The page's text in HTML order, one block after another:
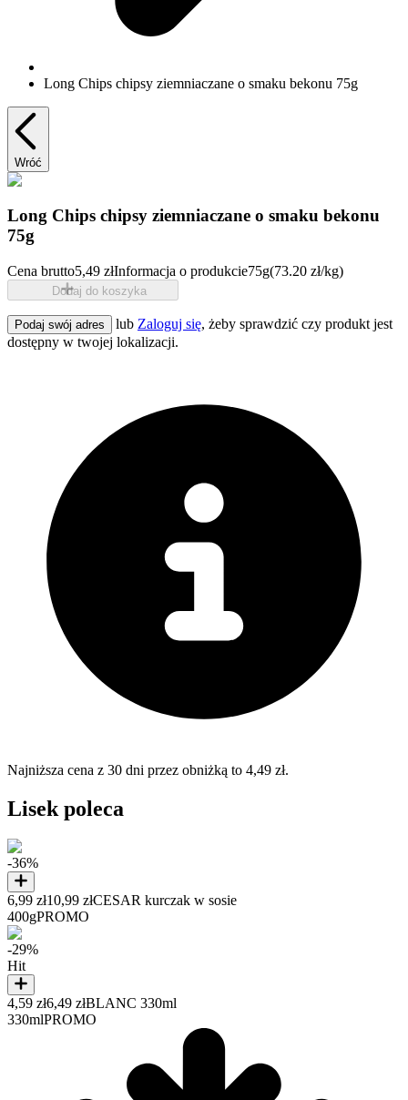
Long Chips chipsy ziemniaczane o smaku bekonu 75g
Wróć
Long Chips chipsy ziemniaczane o smaku bekonu
75g
Cena brutto5,49 złInformacja o produkcie75g(73.20 zł/kg)
Dodaj do koszyka
Podaj swój adres lub Zaloguj się, żeby sprawdzić czy produkt jest
dostępny w twojej lokalizacji.
Najniższa cena z 30 dni przez obniżką to 4,49 zł.
Lisek poleca
-36%
6,99 zł10,99 złCESAR kurczak w sosie
400gPROMO
-29%
Hit
4,59 zł6,49 złBLANC 330ml
330mlPROMO